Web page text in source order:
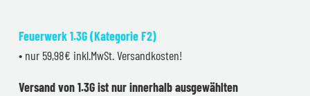
Feuerwerk 1.3G (Kategorie F2)
• nur 59,98€ inkl.MwSt. Versandkosten!
Versand von 1.3G ist nur innerhalb ausgewählten